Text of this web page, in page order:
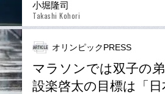
小堀隆司
Takashi Kohori
オリンピックPRESS
マラソンでは双子の
設楽啓太の目標は「日